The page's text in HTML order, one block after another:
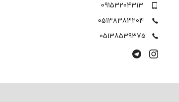
09153204313
05138383204
05138539375